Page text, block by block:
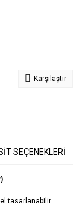
Karşılaştır
SEÇENEKLERİ
tasarlanabilir.